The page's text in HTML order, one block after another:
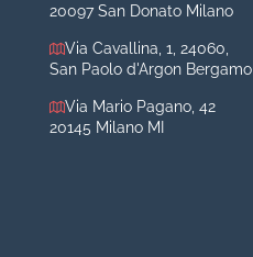
Acido ialuronico viso
Aumento labbra
Filler
20097 San Donato Milano
Via Cavallina, 1, 24060,
San Paolo d'Argon Bergamo
Via Mario Pagano, 42
20145 Milano MI